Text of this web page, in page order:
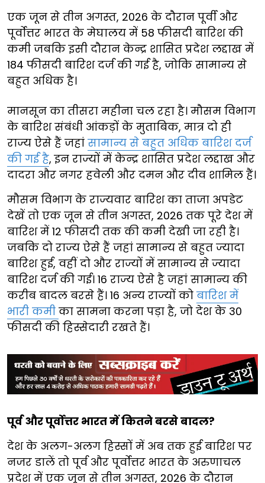
एक जून से तीन अगस्त, 2026 के दौरान पूर्वी और
पूर्वोत्तर भारत के मेघालय में 58 फीसदी बारिश की
कमी जबकि इसी दौरान केन्द्र शासित प्रदेश लद्दाख में
184 फीसदी बारिश दर्ज की गई है, जोकि सामान्य से
बहुत अधिक है।
मानसून का तीसरा महीना चल रहा है। मौसम विभाग
के बारिश संबंधी आंकड़ों के मुताबिक, मात्र दो ही
राज्य ऐसे हैं जहां सामान्य से बहुत अधिक बारिश दर्ज
की गई है, इन राज्यों में केन्द्र शासित प्रदेश लद्दाख और
दादरा और नगर हवेली और दमन और दीव शामिल हैं।
मौसम विभाग के राज्यवार बारिश का ताजा अपडेट
देखें तो एक जून से तीन अगस्त, 2026 तक पूरे देश में
बारिश में 12 फीसदी तक की कमी देखी जा रही है।
जबकि दो राज्य ऐसे हैं जहां सामान्य से बहुत ज्यादा
बारिश हुई, वहीं दो और राज्यों में सामान्य से ज्यादा
बारिश दर्ज की गई। 16 राज्य ऐसे है जहां सामान्य की
करीब बादल बरसे हैं। 16 अन्य राज्यों को बारिश में
भारी कमी का सामना करना पड़ा है, जो देश के 30
फीसदी की हिस्सेदारी रखते हैं।
पूर्व और पूर्वोत्तर भारत में कितने बरसे बादल?
देश के अलग-अलग हिस्सों में अब तक हुई बारिश पर
नजर डालें तो पूर्व और पूर्वोत्तर भारत के अरुणाचल
प्रदेश में एक जून से तीन अगस्त, 2026 के दौरान